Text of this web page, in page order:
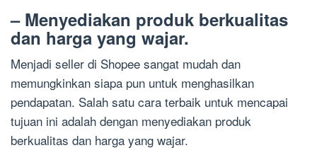
– Menyediakan produk berkualitas
dan harga yang wajar.
Menjadi seller di Shopee sangat mudah dan
memungkinkan siapa pun untuk menghasilkan
pendapatan. Salah satu cara terbaik untuk mencapai
tujuan ini adalah dengan menyediakan produk
berkualitas dan harga yang wajar.